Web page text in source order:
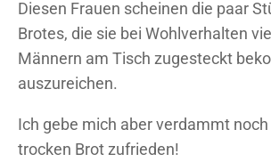
Diesen Frauen scheinen die paar
Brotes, die sie bei Wohlverhalten
Männern am Tisch zugesteckt
auszureichen.
Ich gebe mich aber verdammt
trocken Brot zufrieden!